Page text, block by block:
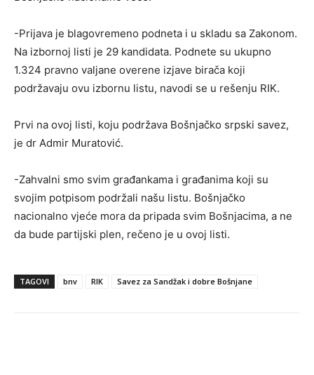
-Prijava je blagovremeno podneta i u skladu sa Zakonom.
Na izbornoj listi je 29 kandidata. Podnete su ukupno
1.324 pravno valjane overene izjave birača koji
podržavaju ovu izbornu listu, navodi se u rešenju RIK.
Prvi na ovoj listi, koju podržava Bošnjačko srpski savez,
je dr Admir Muratović.
-Zahvalni smo svim građankama i građanima koji su
svojim potpisom podržali našu listu. Bošnjačko
nacionalno vjeće mora da pripada svim Bošnjacima, a ne
da bude partijski plen, rečeno je u ovoj listi.
TAGOVI bnv RIK Savez za Sandžak i dobre Bošnjane